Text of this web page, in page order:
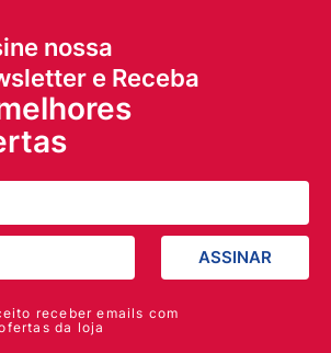
nossa
e Receba
ASSINAR
receber emails com
da loja